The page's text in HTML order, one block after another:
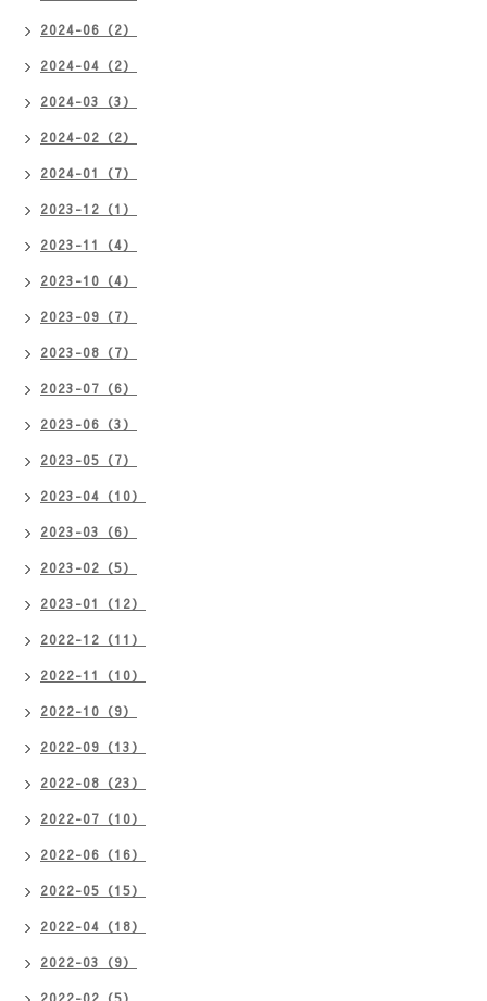
2024-06（2）
2024-04（2）
2024-03（3）
2024-02（2）
2024-01（7）
2023-12（1）
2023-11（4）
2023-10（4）
2023-09（7）
2023-08（7）
2023-07（6）
2023-06（3）
2023-05（7）
2023-04（10）
2023-03（6）
2023-02（5）
2023-01（12）
2022-12（11）
2022-11（10）
2022-10（9）
2022-09（13）
2022-08（23）
2022-07（10）
2022-06（16）
2022-05（15）
2022-04（18）
2022-03（9）